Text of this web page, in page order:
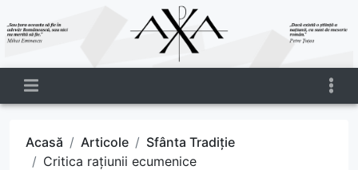
Acasă Articole
Sfânta Tradiție
Critica rațiunii ecumenice